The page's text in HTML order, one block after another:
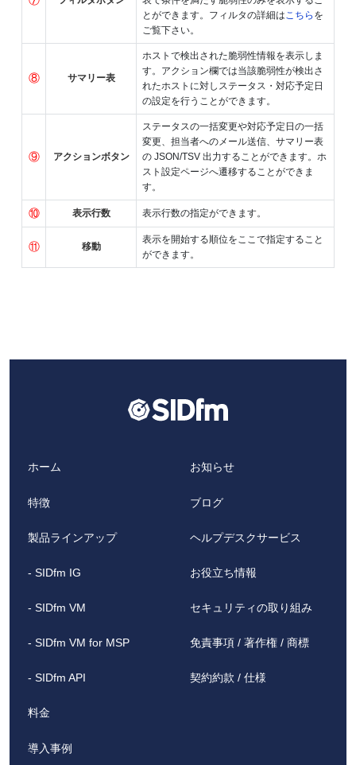
とができます。フィルタの詳細は こちら を
ご覧下さい。
⑧ サマリー表
ホストで検出された脆弱性情報を表示しま
す。アクション欄では当該脆弱性が検出さ
れたホストに対しステータス・対応予定日
の設定を行うことができます。
⑨ アクションボタン
ステータスの一括変更や対応予定日の一括
変更、担当者へのメール送信、サマリー表
の JSON/TSV 出力することができます。ホ
スト設定ページへ遷移することができま
す。
⑩ 表示行数 表示行数の指定ができます。
⑪ 移動
表示を開始する順位をここで指定すること
ができます。
ホーム
特徴
製品ラインアップ
- SIDfm IG
- SIDfm VM
- SIDfm VM for MSP
- SIDfm API
料金
導入事例
お知らせ
ブログ
ヘルプデスクサービス
お役立ち情報
セキュリティの取り組み
免責事項 / 著作権 / 商標
契約約款 / 仕様